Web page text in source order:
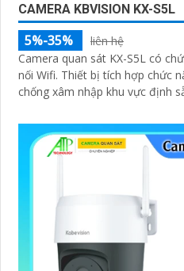
CAMERA KBVISION KX-S5L
5%-35%
liên hệ
Camera quan sát KX-S5L có
nối Wifi. Thiết bị tích hợp chức năng bảo vệ thông minh
chống xâm nhập khu vực định